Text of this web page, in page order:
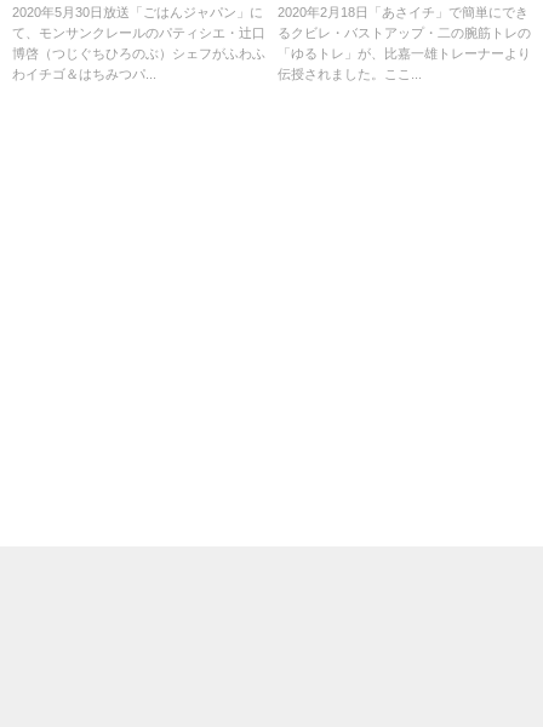
辻口博啓シェフが伝授！
2020年5月30日放送「ごはんジャパン」に
て、モンサンクレールのパティシエ・辻口
博啓（つじぐちひろのぶ）シェフがふわふ
わイチゴ＆はちみつパ...
ゆるトレとは？
2020年2月18日「あさイチ」で簡単にでき
るクビレ・バストアップ・二の腕筋トレの
「ゆるトレ」が、比嘉一雄トレーナーより
伝授されました。ここ...